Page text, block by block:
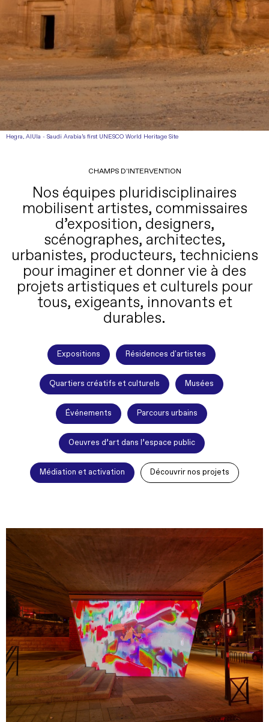
Hegra, AlUla - Saudi Arabia’s first UNESCO World Heritage Site
CHAMPS D'INTERVENTION
Nos équipes pluridisciplinaires
mobilisent artistes, commissaires
d’exposition, designers,
scénographes, architectes,
urbanistes, producteurs, techniciens
pour imaginer et donner vie à des
projets artistiques et culturels pour
tous, exigeants, innovants et
durables.
Expositions Résidences d'artistes
Quartiers créatifs et culturels Musées
Événements Parcours urbains
Oeuvres d’art dans l’espace public
Médiation et activation Découvrir nos projets